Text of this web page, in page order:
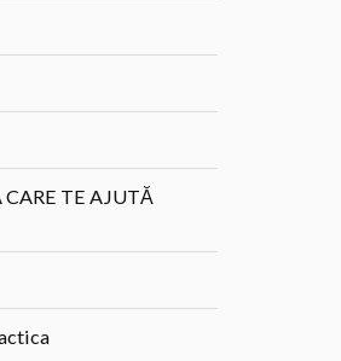
CARE TE AJUTĂ